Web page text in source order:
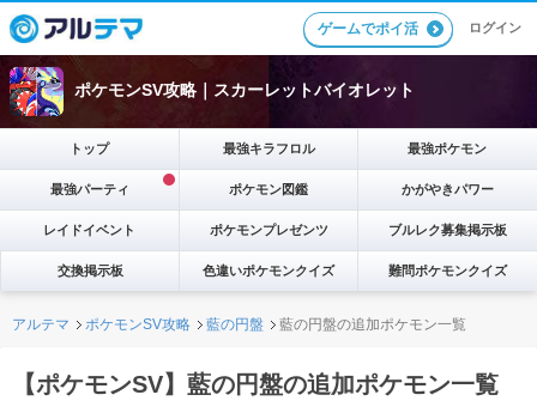
ゲームでポイ活 ログイン
ポケモンSV攻略｜スカーレットバイオレット
トップ 最強キラフロル 最強ポケモン
最強パーティ ポケモン図鑑 かがやきパワー
レイドイベント ポケモンプレゼンツ ブルレク募集掲示板
交換掲示板 色違いポケモンクイズ 難問ポケモンクイズ
アルテマ ポケモンSV攻略 藍の円盤 藍の円盤の追加ポケモン一覧
【ポケモンSV】藍の円盤の追加ポケモン一覧